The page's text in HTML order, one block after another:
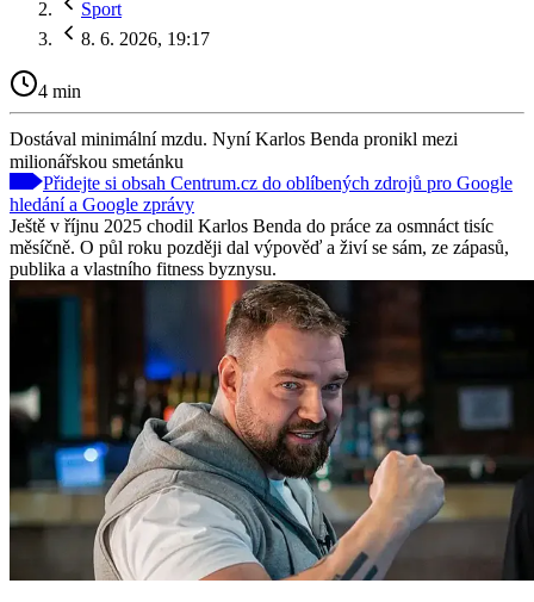
Sport
8. 6. 2026, 19:17
4 min
Dostával minimální mzdu. Nyní Karlos Benda pronikl mezi
milionářskou smetánku
Přidejte si obsah Centrum.cz do oblíbených zdrojů pro Google
hledání a Google zprávy
Ještě v říjnu 2025 chodil Karlos Benda do práce za osmnáct tisíc
měsíčně. O půl roku později dal výpověď a živí se sám, ze zápasů,
publika a vlastního fitness byznysu.